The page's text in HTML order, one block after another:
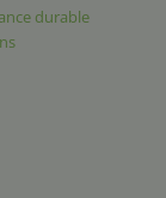
durable